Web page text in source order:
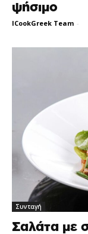
ψήσιμο
ICookGreek Team -
Συνταγή
Σαλάτα με